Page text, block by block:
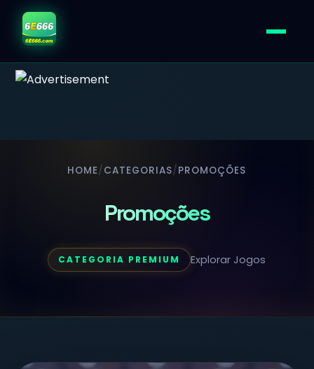
HOME/ CATEGORIAS/ PROMOÇÕES
Promoções
CATEGORIA PREMIUM Explorar Jogos